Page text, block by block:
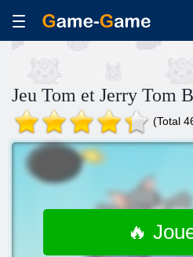
Jeu Tom et Jerry Tom
(Total
🔥